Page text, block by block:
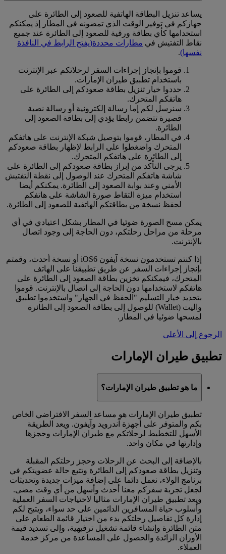
يساعد تنزيل البطاقة الهاتفية للصعود إلى الطائرة على
جهازكم في توفير الوقت الذي تمضونه في المطار إذ يمكنكم
استخدامها كأي بطاقة ورقية للصعود إلى الطائرة عند جميع
نقاط التفتيش في مطارات محددة(يفتح الرابط في النافذة
نفسها).
قوموا بإنجاز إجراءات السفر لرحلاتكم عبر الإنترنت
باستخدام تطبيق طيران الإمارات.
حددوا خيار تنزيل بطاقة صعودكم إلى الطائرة على
هاتفكم المتحرك.
سنرسل لكم إما رسالة إلكترونية أو رسالة نصية
قصيرة تتضمن رابطا يؤدي إلى بطاقة الصعود إلى
الطائرة.
في المطار، قوموا بتوصيل شبكة الإنترنت على هاتفكم
المتحرك واضغطوا على الرابط لإظهار بطاقة صعودكم
إلى الطائرة على هاتفكم المتحرك.
يرجى التأكد من إبراز بطاقة صعودكم إلى الطائرة على
شاشة هاتفكم المتحرك عند الوصول إلى نقطة التفتيش
الأمني وعند بوابة الصعود إلى الطائرة. يمكنكم أيضا
استخدام ميزة التقاط صورة الشاشة على هاتفكم
لحفظ نسخة من بطاقتكم الهاتفية للصعود إلى الطائرة.
يمكن مسح الصورة ضوئيا في المطار بشكل اعتيادي في أي
مرحلة من مراحل رحلتكم، دون الحاجة إلى وجود اتصال
بالإنترنت.
إذا كنتم تستخدمون نسخة آيفون iOS6 أو نسخة أحدث، وقمتم
بإنجاز إجراءات السفر عن طريق تطبيقنا على الهاتف
المتحرك، فيمكنكم تخزين بطاقة الصعود إلى الطائرة على
هاتفكم لاستخدامها دون الحاجة إلى اتصال بالإنترنت. قوموا
بتحديد خيار التسليم "الحفظ في الجهاز" واستخدموا تطبيق
واليت (Wallet) للوصول إلى بطاقة الصعود إلى الطائرة
لمسحها ضوئيا في المطار.
الرجوع إلى الأعلى
تطبيق طيران الإمارات
ما هو تطبيق طيران الإمارات؟
تطبيق طيران الإمارات هو مساعد السفر الافتراضي الخاص
بكم والمتوفر على أجهزة آندرويد وآيفون. ويعد الطريقة
الأسهل للتخطيط لرحلاتكم مع طيران الإمارات وحجزها
وإدارتها في مكان واحد.
بالإضافة إلى البحث عن الرحلات وحجز رحلتكم المقبلة
وتنزيل بطاقة صعودكم إلى الطائرة وتتبع حالة عضويتكم في
برنامج الولاء، نعمل دائما على إضافة ميزات جديدة وتحديثات
لجعل تجربة سفركم معنا أحدث وأسهل من أي وقت مضى.
ويعد تطبيق طيران الإمارات مثاليا لاحتياجات السفر العملية
وأسلوب حياة المسافرين الدائمين على حد سواء، ويتيح لكم
إدارة كل تفاصيل رحلتكم بدء من اختيار قائمة الطعام على
متن الطائرة وإنشاء قائمة تشغيل ترفيهية، وإلى تسديد قيمة
الأوزان الزائدة والحصول على المساعدة من مركز خدمة
العملاء.